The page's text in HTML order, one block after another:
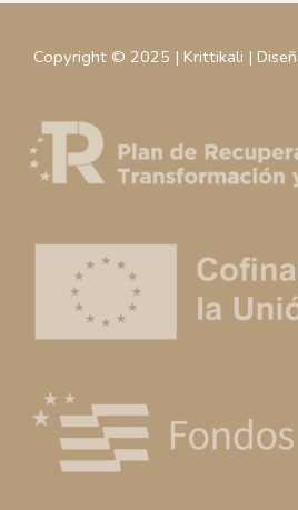
Copyright © 2025 | Krittikali |